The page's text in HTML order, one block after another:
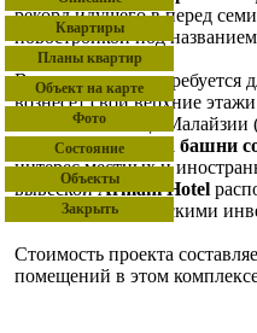
Квартиры
Планы квартир
Объект на карте
Фото
Состояние
Объекты
Закрыть
рекорд идущего в перед
новостройкой под названием
Всего три года потребуется
вознесет свои верхние
Towersв столице Малайзии
проектная высота башни
интерес местных и
вывескойArmani Hotel
совместно с дубайскими
Стоимость проекта
помещений в этом